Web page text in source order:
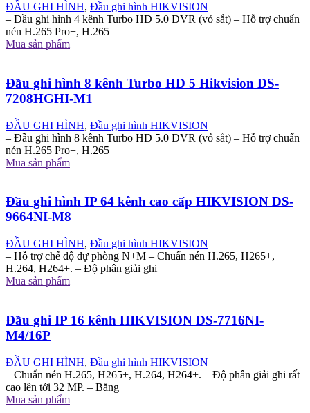
ĐẦU GHI HÌNH, Đầu ghi hình HIKVISION
– Đầu ghi hình 4 kênh Turbo HD 5.0 DVR (vỏ sắt) – Hỗ trợ chuẩn
nén H.265 Pro+, H.265
Mua sản phẩm
Đầu ghi hình 8 kênh Turbo HD 5 Hikvision DS-
7208HGHI-M1
ĐẦU GHI HÌNH, Đầu ghi hình HIKVISION
– Đầu ghi hình 8 kênh Turbo HD 5.0 DVR (vỏ sắt) – Hỗ trợ chuẩn
nén H.265 Pro+, H.265
Mua sản phẩm
Đầu ghi hình IP 64 kênh cao cấp HIKVISION DS-
9664NI-M8
ĐẦU GHI HÌNH, Đầu ghi hình HIKVISION
– Hỗ trợ chế độ dự phòng N+M – Chuẩn nén H.265, H265+,
H.264, H264+. – Độ phân giải ghi
Mua sản phẩm
Đầu ghi IP 16 kênh HIKVISION DS-7716NI-
M4/16P
ĐẦU GHI HÌNH, Đầu ghi hình HIKVISION
– Chuẩn nén H.265, H265+, H.264, H264+. – Độ phân giải ghi rất
cao lên tới 32 MP. – Băng
Mua sản phẩm